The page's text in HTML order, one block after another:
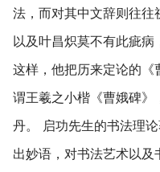
法，而对其中文辞则往往
以及叶昌炽莫不有此疵
这样，他把历来定论的
谓王羲之小楷《曹娥碑》
丹。 启功先生的书法理
出妙语，对书法艺术以